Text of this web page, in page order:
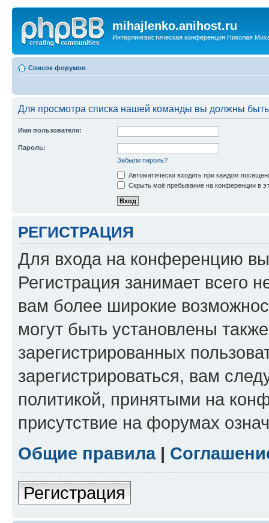
mihajlenko.anihost.ru
Интерлингвистическая конференция Николая
Список форумов
Для просмотра списка нашей команды вы должны
Имя пользователя:
Пароль:
Забыли пароль?
Автоматически входить при каждом
Скрыть моё пребывание на конференции в
РЕГИСТРАЦИЯ
Для входа на конференцию
Регистрация занимает всего
вам более широкие
могут быть установлены
зарегистрированных
зарегистрироваться, вам
политикой, принятыми на
присутствие на форумах
Общие правила|
Регистрация